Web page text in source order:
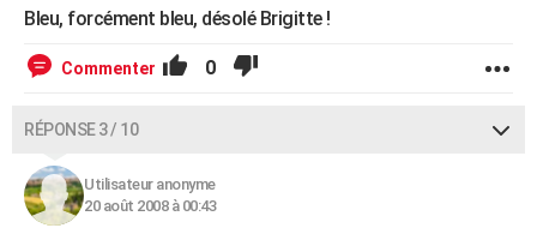
Bleu, forcément bleu, désolé Brigitte !
Commenter 0
RÉPONSE 3 / 10
Utilisateur anonyme
20 août 2008 à 00:43